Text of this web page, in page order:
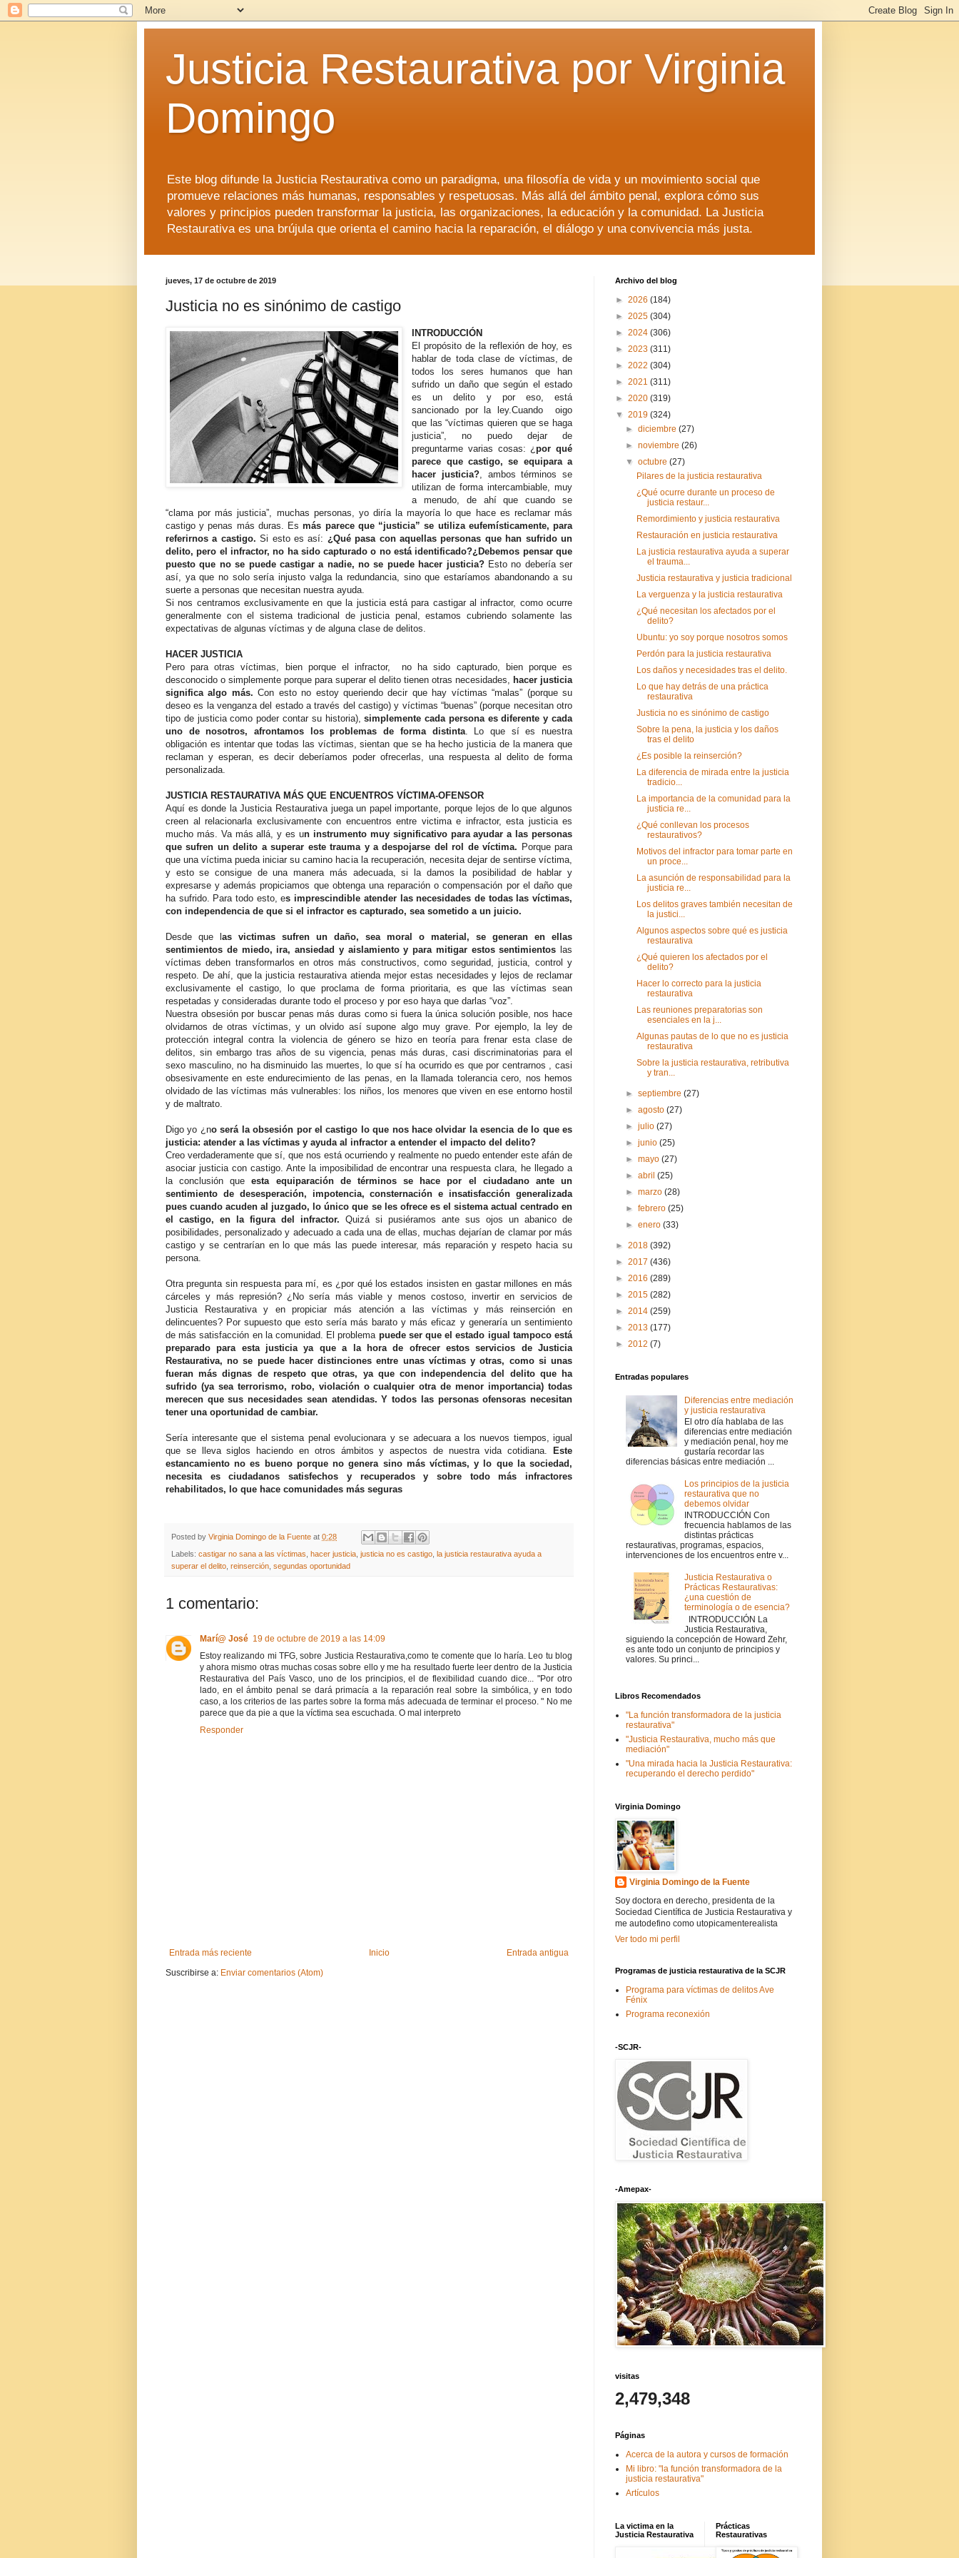
Justicia Restaurativa por Virginia
Domingo
Este blog difunde la Justicia Restaurativa como un paradigma, una filosofía de vida y un movimiento social que
promueve relaciones más humanas, responsables y respetuosas. Más allá del ámbito penal, explora cómo sus
valores y principios pueden transformar la justicia, las organizaciones, la educación y la comunidad. La Justicia
Restaurativa es una brújula que orienta el camino hacia la reparación, el diálogo y una convivencia más justa.
jueves, 17 de octubre de 2019
Justicia no es sinónimo de castigo
INTRODUCCIÓN
El propósito de la reflexión de hoy, es
hablar de toda clase de víctimas, de
todos los seres humanos que han
sufrido un daño que según el estado
es un delito y por eso, está
sancionado por la ley.Cuando oigo
que las “víctimas quieren que se haga
justicia”, no puedo dejar de
preguntarme varias cosas: ¿por qué
parece que castigo, se equipara a
hacer justicia?, ambos términos se
utilizan de forma intercambiable, muy
a menudo, de ahí que cuando se
“clama por más justicia”, muchas personas, yo diría la mayoría lo que hace es reclamar más
castigo y penas más duras. Esmás parece que “justicia” se utiliza eufemísticamente, para
referirnos a castigo. Si esto es así: ¿Qué pasa con aquellas personas que han sufrido un
delito, pero el infractor, no ha sido capturado o no está identificado?¿Debemos pensar que
puesto que no se puede castigar a nadie, no se puede hacer justicia? Esto no debería ser
así, ya que no solo sería injusto valga la redundancia, sino que estaríamos abandonando a su
suerte a personas que necesitan nuestra ayuda.
Si nos centramos exclusivamente en que la justicia está para castigar al infractor, como ocurre
generalmente con el sistema tradicional de justicia penal, estamos cubriendo solamente las
expectativas de algunas víctimas y de alguna clase de delitos.
HACER JUSTICIA
Pero para otras víctimas, bien porque el infractor, no ha sido capturado, bien porque es
desconocido o simplemente porque para superar el delito tienen otras necesidades, hacer justicia
significa algo más. Con esto no estoy queriendo decir que hay víctimas “malas” (porque su
deseo es la venganza del estado a través del castigo) y víctimas “buenas” (porque necesitan otro
tipo de justicia como poder contar su historia),simplemente cada persona es diferente y cada
uno de nosotros, afrontamos los problemas de forma distinta. Lo que sí es nuestra
obligación es intentar que todas las víctimas, sientan que se ha hecho justicia de la manera que
reclaman y esperan, es decir deberíamos poder ofrecerlas, una respuesta al delito de forma
personalizada.
JUSTICIA RESTAURATIVA MÁS QUE ENCUENTROS VÍCTIMA-OFENSOR
Aquí es donde la Justicia Restaurativa juega un papel importante, porque lejos de lo que algunos
creen al relacionarla exclusivamente con encuentros entre victima e infractor, esta justicia es
mucho más. Va más allá, y es un instrumento muy significativo para ayudar a las personas
que sufren un delito a superar este trauma y a despojarse del rol de víctima. Porque para
que una víctima pueda iniciar su camino hacia la recuperación, necesita dejar de sentirse víctima,
y esto se consigue de una manera más adecuada, si la damos la posibilidad de hablar y
expresarse y además propiciamos que obtenga una reparación o compensación por el daño que
ha sufrido. Para todo esto, es imprescindible atender las necesidades de todas las víctimas,
con independencia de que si el infractor es capturado, sea sometido a un juicio.
Desde que l as victimas sufren un daño, sea moral o material, se generan en ellas
sentimientos de miedo, ira, ansiedad y aislamiento y para mitigar estos sentimientos las
víctimas deben transformarlos en otros más constructivos, como seguridad, justicia, control y
respeto. De ahí, que la justicia restaurativa atienda mejor estas necesidades y lejos de reclamar
exclusivamente el castigo, lo que proclama de forma prioritaria, es que las víctimas sean
respetadas y consideradas durante todo el proceso y por eso haya que darlas “voz”.
Nuestra obsesión por buscar penas más duras como si fuera la única solución posible, nos hace
olvidarnos de otras víctimas, y un olvido así supone algo muy grave. Por ejemplo, la ley de
protección integral contra la violencia de género se hizo en teoría para frenar esta clase de
delitos, sin embargo tras años de su vigencia, penas más duras, casi discriminatorias para el
sexo masculino, no ha disminuido las muertes, lo que sí ha ocurrido es que por centrarnos , casi
obsesivamente en este endurecimiento de las penas, en la llamada tolerancia cero, nos hemos
olvidado de las víctimas más vulnerables: los niños, los menores que viven en ese entorno hostil
y de maltrato.
Digo yo ¿no será la obsesión por el castigo lo que nos hace olvidar la esencia de lo que es
justicia: atender a las víctimas y ayuda al infractor a entender el impacto del delito?
Creo verdaderamente que sí, que nos está ocurriendo y realmente no puedo entender este afán de
asociar justicia con castigo. Ante la imposibilidad de encontrar una respuesta clara, he llegado a
la conclusión queesta equiparación de términos se hace por el ciudadano ante un
sentimiento de desesperación, impotencia, consternación e insatisfacción generalizada
pues cuando acuden al juzgado, lo único que se les ofrece es el sistema actual centrado en
el castigo, en la figura del infractor. Quizá si pusiéramos ante sus ojos un abanico de
posibilidades, personalizado y adecuado a cada una de ellas, muchas dejarían de clamar por más
castigo y se centrarían en lo que más las puede interesar, más reparación y respeto hacia su
persona.
Otra pregunta sin respuesta para mí, es ¿por qué los estados insisten en gastar millones en más
cárceles y más represión? ¿No sería más viable y menos costoso, invertir en servicios de
Justicia Restaurativa y en propiciar más atención a las víctimas y más reinserción en
delincuentes? Por supuesto que esto sería más barato y más eficaz y generaría un sentimiento
de más satisfacción en la comunidad. El problemapuede ser que el estado igual tampoco está
preparado para esta justicia ya que a la hora de ofrecer estos servicios de Justicia
Restaurativa, no se puede hacer distinciones entre unas víctimas y otras, como si unas
fueran más dignas de respeto que otras, ya que con independencia del delito que ha
sufrido (ya sea terrorismo, robo, violación o cualquier otra de menor importancia) todas
merecen que sus necesidades sean atendidas. Y todos las personas ofensoras necesitan
tener una oportunidad de cambiar.
Sería interesante que el sistema penal evolucionara y se adecuara a los nuevos tiempos, igual
que se lleva siglos haciendo en otros ámbitos y aspectos de nuestra vida cotidiana.
Este
estancamiento no es bueno porque no genera sino más víctimas, y lo que la sociedad,
necesita es ciudadanos satisfechos y recuperados y sobre todo más infractores
rehabilitados, lo que hace comunidades más seguras
Posted by Virginia Domingo de la Fuente at 0:28
Labels: castigar no sana a las víctimas, hacer justicia, justicia no es castigo, la justicia restaurativa ayuda a
superar el delito, reinserción, segundas oportunidad
1 comentario:
Marí@ José 19 de octubre de 2019 a las 14:09
Estoy realizando mi TFG, sobre Justicia Restaurativa,como te comente que lo haría. Leo tu blog
y ahora mismo otras muchas cosas sobre ello y me ha resultado fuerte leer dentro de la Justicia
Restaurativa del País Vasco, uno de los principios, el de flexibilidad cuando dice... "Por otro
lado, en el ámbito penal se dará primacía a la reparación real sobre la simbólica, y en todo
caso, a los criterios de las partes sobre la forma más adecuada de terminar el proceso. " No me
parece que da pie a que la víctima sea escuchada. O mal interpreto
Responder
Entrada más reciente Entrada antigua
Inicio
Suscribirse a: Enviar comentarios (Atom)
Archivo del blog
► 2026 (184)
► 2025 (304)
► 2024 (306)
► 2023 (311)
► 2022 (304)
► 2021 (311)
► 2020 (319)
▼ 2019 (324)
►diciembre(27)
►noviembre(26)
▼octubre(27)
Pilares de la justicia restaurativa
¿Qué ocurre durante un proceso de
justicia restaur...
Remordimiento y justicia restaurativa
Restauración en justicia restaurativa
La justicia restaurativa ayuda a superar
el trauma...
Justicia restaurativa y justicia tradicional
La verguenza y la justicia restaurativa
¿Qué necesitan los afectados por el
delito?
Ubuntu: yo soy porque nosotros somos
Perdón para la justicia restaurativa
Los daños y necesidades tras el delito.
Lo que hay detrás de una práctica
restaurativa
Justicia no es sinónimo de castigo
Sobre la pena, la justicia y los daños
tras el delito
¿Es posible la reinserción?
La diferencia de mirada entre la justicia
tradicio...
La importancia de la comunidad para la
justicia re...
¿Qué conllevan los procesos
restaurativos?
Motivos del infractor para tomar parte en
un proce...
La asunción de responsabilidad para la
justicia re...
Los delitos graves también necesitan de
la justici...
Algunos aspectos sobre qué es justicia
restaurativa
¿Qué quieren los afectados por el
delito?
Hacer lo correcto para la justicia
restaurativa
Las reuniones preparatorias son
esenciales en la j...
Algunas pautas de lo que no es justicia
restaurativa
Sobre la justicia restaurativa, retributiva
y tran...
►septiembre(27)
►agosto(27)
►julio(27)
►junio(25)
►mayo(27)
►abril(25)
►marzo(28)
►febrero(25)
►enero(33)
► 2018 (392)
► 2017 (436)
► 2016 (289)
► 2015 (282)
► 2014 (259)
► 2013 (177)
► 2012 (7)
Entradas populares
Diferencias entre mediación
y justicia restaurativa
El otro día hablaba de las
diferencias entre mediación
y mediación penal, hoy me
gustaría recordar las
diferencias básicas entre mediación ...
Los principios de la justicia
restaurativa que no
debemos olvidar
INTRODUCCIÓN Con
frecuencia hablamos de las
distintas prácticas
restaurativas, programas, espacios,
intervenciones de los encuentros entre v...
Justicia Restaurativa o
Prácticas Restaurativas:
¿una cuestión de
terminología o de esencia?
INTRODUCCIÓN La
Justicia Restaurativa,
siguiendo la concepción de Howard Zehr,
es ante todo un conjunto de principios y
valores. Su princi...
Libros Recomendados
"La función transformadora de la justicia
restaurativa"
"Justicia Restaurativa, mucho más que
mediación"
"Una mirada hacia la Justicia Restaurativa:
recuperando el derecho perdido"
Virginia Domingo
Virginia Domingo de la Fuente
Soy doctora en derecho, presidenta de la
Sociedad Científica de Justicia Restaurativa y
me autodefino como utopicamenterealista
Ver todo mi perfil
Programas de justicia restaurativa de la SCJR
Programa para víctimas de delitos Ave
Fénix
Programa reconexión
-SCJR-
-Amepax-
visitas
2,479,348
Páginas
Acerca de la autora y cursos de formación
Mi libro: "la función transformadora de la
justicia restaurativa"
Artículos
La victima en la
Justicia Restaurativa
Prácticas
Restaurativas